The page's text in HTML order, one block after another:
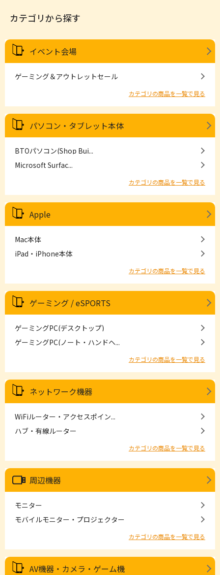
カテゴリから探す
イベント会場
ゲーミング＆アウトレットセール
カテゴリの商品を一覧で見る
パソコン・タブレット本体
BTOパソコン(Shop Bui...
Microsoft Surfac...
カテゴリの商品を一覧で見る
Apple
Mac本体
iPad・iPhone本体
カテゴリの商品を一覧で見る
ゲーミング / eSPORTS
ゲーミングPC(デスクトップ)
ゲーミングPC(ノート・ハンドヘ...
カテゴリの商品を一覧で見る
ネットワーク機器
WiFiルーター・アクセスポイン...
ハブ・有線ルーター
カテゴリの商品を一覧で見る
周辺機器
モニター
モバイルモニター・プロジェクター
カテゴリの商品を一覧で見る
AV機器・カメラ・ゲーム機